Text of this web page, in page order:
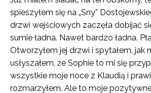
spieszyłem się na „Sny”
drzwi wejściowych zaczęła dobijać
sumie ładna. Nawet bardzo ładna.
Otworzyłem jej drzwi i spytałem, jak
usłyszałem, że Sophie to mi się
wszystkie moje noce z Klaudią i
rozmarzyłem. Ale to moje